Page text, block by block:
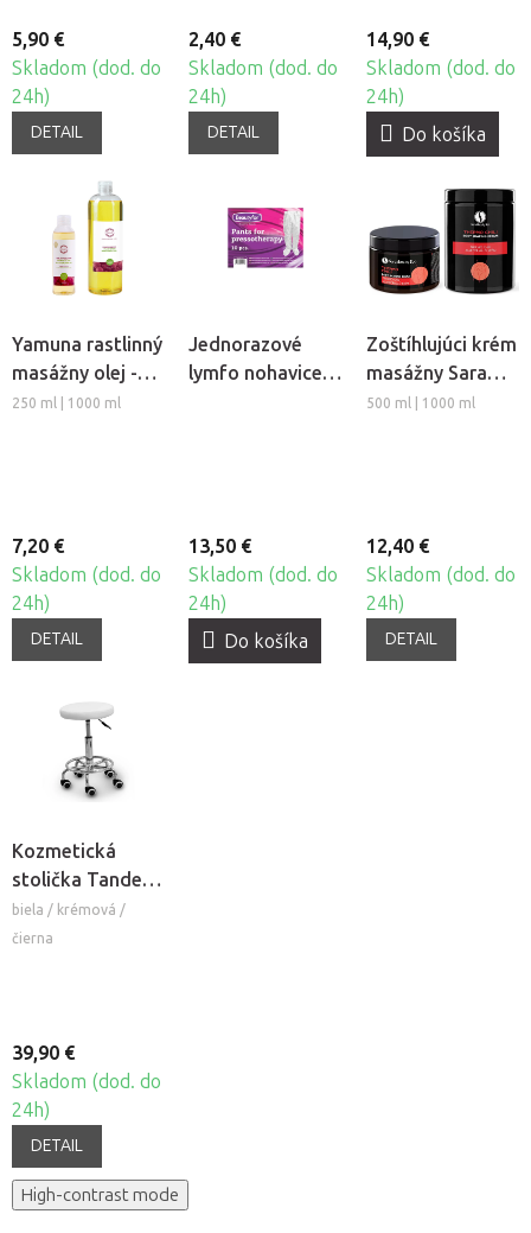
5,90 €
Skladom (dod. do
24h)
DETAIL
2,40 €
Skladom (dod. do
24h)
DETAIL
14,90 €
Skladom (dod. do
24h)
Do košíka
Yamuna rastlinný
masážny olej -
Hrozno
250 ml | 1000 ml
7,20 €
Skladom (dod. do
24h)
DETAIL
Jednorazové
lymfo nohavice z
13,50 €
Skladom (dod. do
24h)
Do košíka
Zoštíhlujúci krém
masážny Sara
Beauty Spa -
500 ml | 1000 ml
12,40 €
Skladom (dod. do
24h)
DETAIL
Kozmetická
stolička Tandem
COS
biela / krémová /
čierna
39,90 €
Skladom (dod. do
24h)
DETAIL
High-contrast mode